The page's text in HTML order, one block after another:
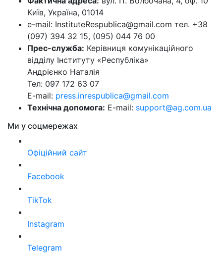
Київ, Україна, 01014
e-mail: InstituteRespublica@gmail.com тел. +38
(097) 394 32 15, (095) 044 76 00
Прес-служба: Керівниця комунікаційного
відділу Інституту «Республіка»
Андрієнко Наталія
Тел: 097 172 63 07
E-mail: press.inrespublica@gmail.com
Технічна допомога: E-mail: support@ag.com.ua
Ми у соцмережах
Офіційний сайт
Facebook
TikTok
Instagram
Telegram